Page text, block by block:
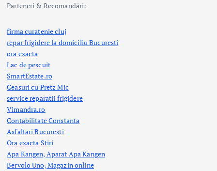
Parteneri & Recomandări:
firma curatenie cluj
repar frigidere la domiciliu Bucuresti
ora exacta
Lac de pescuit
SmartEstate.ro
Ceasuri cu Pretz Mic
service reparatii frigidere
Vimandra.ro
Contabilitate Constanta
Asfaltari Bucuresti
Ora exacta Stiri
Apa Kangen, Aparat Apa Kangen
Bervolo Uno, Magazin online